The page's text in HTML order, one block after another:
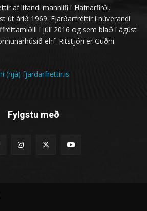
af lifandi mannlífi í Hafnarfirði.
út árið 1969. Fjarðarfréttir í núverandi
í júlí 2016 og sem blað í ágúst
ehf. Ritstjóri er Guðni
(hjá) fjardarfrettir.is
Fylgstu með